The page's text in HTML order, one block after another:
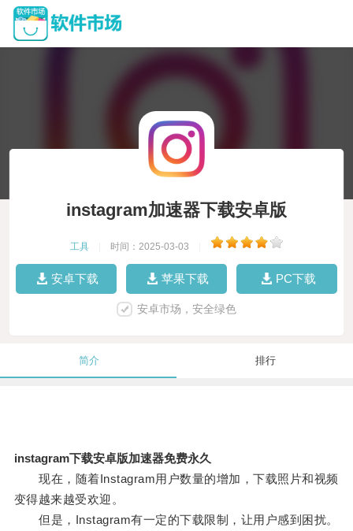
instagram加速器下载安卓版
工具 时间：2025-03-03
安卓下载 苹果下载 PC下载
安卓市场，安全绿色
简介 排行
instagram下载安卓版加速器免费永久
现在，随着Instagram用户数量的增加，下载照片和视频
变得越来越受欢迎。
但是，Instagram有一定的下载限制，让用户感到困扰。